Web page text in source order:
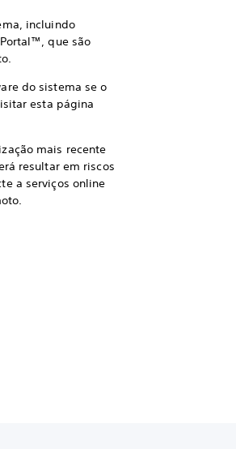
incluindo
que são
do sistema se o
esta página
mais recente
resultar em riscos
a serviços online